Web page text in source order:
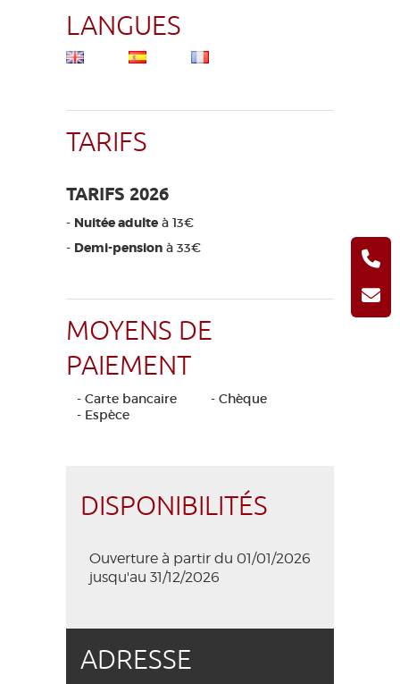
LANGUES
TARIFS
TARIFS 2026
- Nuitée adulte à 13€
- Demi-pension à 33€
MOYENS DE
PAIEMENT
- Carte bancaire
- Chèque
- Espèce
DISPONIBILITÉS
Ouverture à partir du 01/01/2026
jusqu'au 31/12/2026
ADRESSE